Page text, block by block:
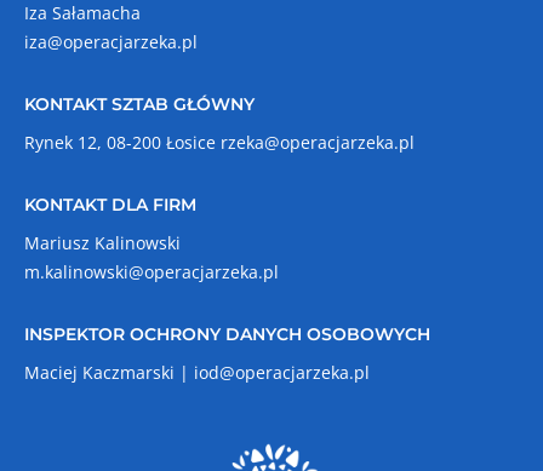
Iza Sałamacha
iza@operacjarzeka.pl
KONTAKT SZTAB GŁÓWNY
Rynek 12, 08-200 Łosice rzeka@operacjarzeka.pl
KONTAKT DLA FIRM
Mariusz Kalinowski
m.kalinowski@operacjarzeka.pl
INSPEKTOR OCHRONY DANYCH OSOBOWYCH
Maciej Kaczmarski | iod@operacjarzeka.pl